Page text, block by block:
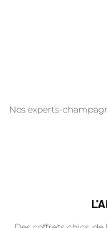
Nos experts-